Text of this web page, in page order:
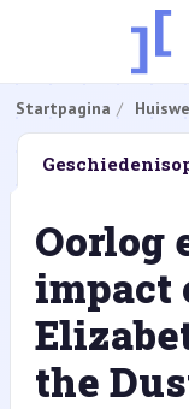
Startpagina
Oorlog
impact
the